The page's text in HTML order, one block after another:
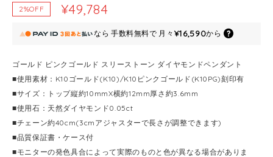
2%OFF
¥49,784
なら 手数料無料で 月々 ¥16,590から
ゴールド ピンクゴールド スリーストーン ダイヤモンドペンダント
■使用素材：K10ゴールド(K10)/K10ピンクゴールド(K10PG)刻印有
■サイズ：トップ縦約10mmX横約12mm厚さ約3.6mm
■使用石：天然ダイヤモンド0.05ct
■チェーン約40cm(3cmアジャスターで長さが調整できます)
■品質保証書・ケース付
■モニターの発色具合によって実際のものと色が異なる場合がありま